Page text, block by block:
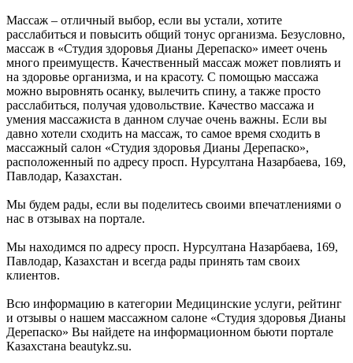
Массаж – отличный выбор, если вы устали, хотите
расслабиться и повысить общий тонус организма. Безусловно,
массаж в «Студия здоровья Дианы Дерепаско» имеет очень
много преимуществ. Качественный массаж может повлиять и
на здоровье организма, и на красоту. С помощью массажа
можно выровнять осанку, вылечить спину, а также просто
расслабиться, получая удовольствие. Качество массажа и
умения массажиста в данном случае очень важны. Если вы
давно хотели сходить на массаж, то самое время сходить в
массажный салон «Студия здоровья Дианы Дерепаско»,
расположенный по адресу просп. Нурсултана Назарбаева, 169,
Павлодар, Казахстан.
Мы будем рады, если вы поделитесь своими впечатлениями о
нас в отзывах на портале.
Мы находимся по адресу просп. Нурсултана Назарбаева, 169,
Павлодар, Казахстан и всегда рады принять там своих
клиентов.
Всю информацию в категории Медицинские услуги, рейтинг
и отзывы о нашем массажном салоне «Студия здоровья Дианы
Дерепаско» Вы найдете на информационном бьюти портале
Казахстана beautykz.su.